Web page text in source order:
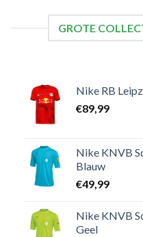
GROTE
Nike RB
€89,99
Nike KNVB
Blauw
€49,99
Nike KNVB
Geel